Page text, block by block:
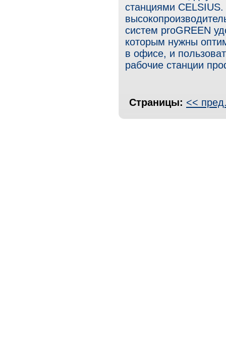
станциями
систем proGREEN
которым нужны
в офисе, и
рабочие станции
Страницы: <<